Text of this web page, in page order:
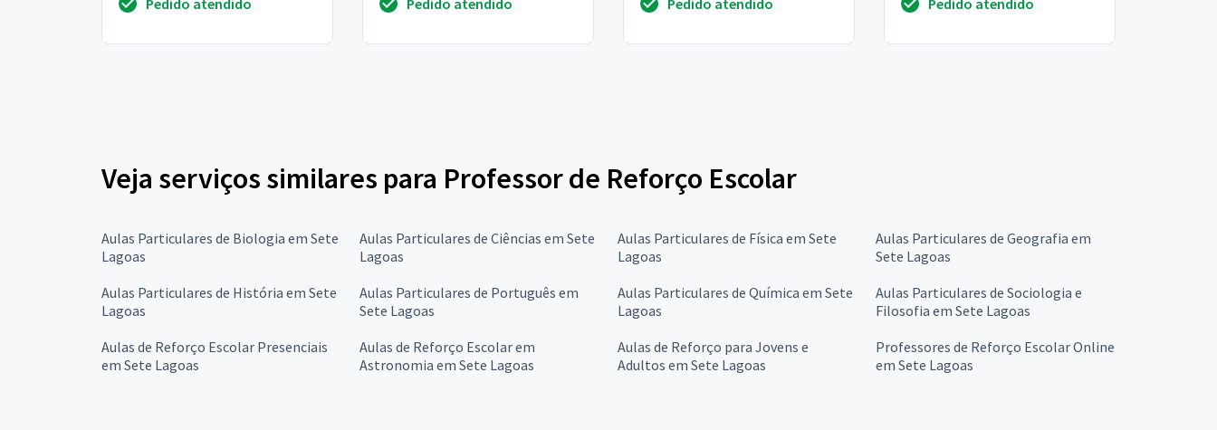
combinatória, progres...
Veja serviços similares para Professor de Reforço Escolar
Aulas Particulares de Biologia em Sete
Lagoas
Aulas Particulares de Ciências em Sete
Lagoas
Aulas Particulares de Física em Sete
Lagoas
Aulas Particulares de Geografia em
Sete Lagoas
Aulas Particulares de História em Sete
Lagoas
Aulas Particulares de Português em
Sete Lagoas
Aulas Particulares de Química em Sete
Lagoas
Aulas Particulares de Sociologia e
Filosofia em Sete Lagoas
Aulas de Reforço Escolar Presenciais
em Sete Lagoas
Aulas de Reforço Escolar em
Astronomia em Sete Lagoas
Aulas de Reforço para Jovens e
Adultos em Sete Lagoas
Professores de Reforço Escolar Online
em Sete Lagoas